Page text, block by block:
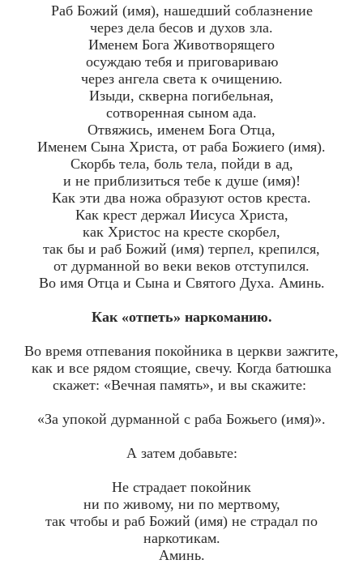
Раб Божий (имя), нашедший соблазнение
через дела бесов и духов зла.
Именем Бога Животворящего
осуждаю тебя и приговариваю
через ангела света к очищению.
Изыди, скверна погибельная,
сотворенная сыном ада.
Отвяжись, именем Бога Отца,
Именем Сына Христа, от раба Божиего (имя).
Скорбь тела, боль тела, пойди в ад,
и не приблизиться тебе к душе (имя)!
Как эти два ножа образуют остов креста.
Как крест держал Иисуса Христа,
как Христос на кресте скорбел,
так бы и раб Божий (имя) терпел, крепился,
от дурманной во веки веков отступился.
Во имя Отца и Сына и Святого Духа. Аминь.
Как «отпеть» наркоманию.
Во время отпевания покойника в церкви зажгите,
как и все рядом стоящие, свечу. Когда батюшка
скажет: «Вечная память», и вы скажите:
«За упокой дурманной с раба Божьего (имя)».
А затем добавьте:
Не страдает покойник
ни по живому, ни по мертвому,
так чтобы и раб Божий (имя) не страдал по
наркотикам.
Аминь.